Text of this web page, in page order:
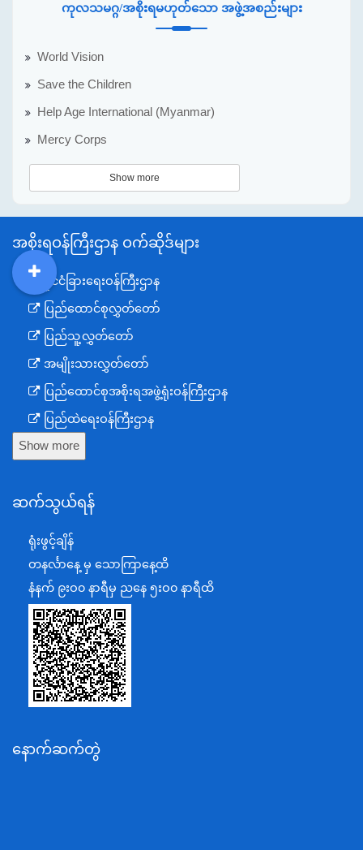
ကုလသမဂ္ဂ/အစိုးရမဟုတ်သော အဖွဲ့အစည်းများ
World Vision
Save the Children
Help Age International (Myanmar)
Mercy Corps
Show more
အစိုးရဝန်ကြီးဌာန ဝက်ဆိုဒ်များ
နိုင်ငံခြားရေးဝန်ကြီးဌာန
ပြည်ထောင်စုလွှတ်တော်
ပြည်သူ့လွှတ်တော်
အမျိုးသားလွှတ်တော်
ပြည်ထောင်စုအစိုးရအဖွဲ့ရုံးဝန်ကြီးဌာန
ပြည်ထဲရေးဝန်ကြီးဌာန
ကာကွယ်ရေးဝန်ကြီးဌာန
စီမံကိန်း၊ဘဏ္ဍာရေးနှင့်စက်မှုဝန်ကြီးဌာန
အပြည်ပြည်ဆိုင်ရာပူးပေါင်းဆောင်ရွက်ရေးဝန်ကြီးဌာန
ပြန်ကြားရေးဝန်ကြီးဌာန
သာသနာရေးနှင့် ယဉ်ကျေးမှုဝန်ကြီးဌာန
စိုက်ပျိုးရေး၊မွေးမြူရေးနှင့်ဆည်မြောင်းဝန်ကြီးဌာန
ပို့ဆောင်ရေးနှင့်ဆက်သွယ်ရေးဝန်ကြီးဌာန
သယံဇာတနှင့်ပတ်ဝန်းကျင်ထိန်းသိမ်းရေးဝန်ကြီးဌာန
အလုပ်သမား၊လူဝင်မှုကြီးကြပ်ရေးနှင့်ပြည်သူ့အင်အား
Show more
ဆက်သွယ်ရန်
ရုံးဖွင့်ချိန်
တနင်္လာနေ့ မှ သောကြာနေ့ထိ
နံနက် ၉းဝ၀ နာရီမှ ညနေ ၅းဝ၀ နာရီထိ
နောက်ဆက်တွဲ